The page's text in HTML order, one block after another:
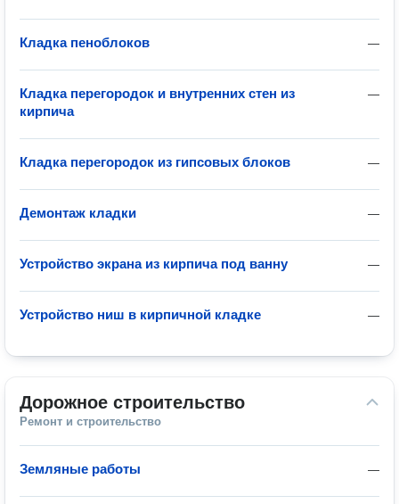
—
Кладка пеноблоков
—
Кладка перегородок и внутренних стен из
кирпича
—
Кладка перегородок из гипсовых блоков
—
Демонтаж кладки
—
Устройство экрана из кирпича под ванну
—
Устройство ниш в кирпичной кладке
Дорожное строительство
Ремонт и строительство
—
Земляные работы